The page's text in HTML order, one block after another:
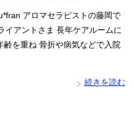
アロマセラピストの藤岡で
アントさま 長年ケアルームに
を重ね 骨折や病気などで入院
続きを読む